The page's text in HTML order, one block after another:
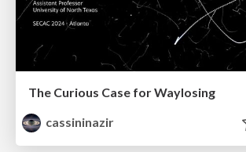
The Curious Case for Waylosing
cassininazir